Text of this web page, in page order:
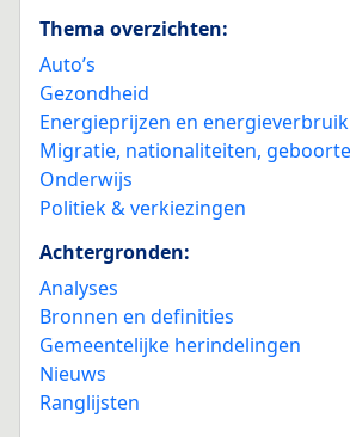
Thema overzichten:
Auto’s
Gezondheid
Energieprijzen en energieverbruik
Migratie, nationaliteiten,
Onderwijs
Politiek & verkiezingen
Achtergronden:
Analyses
Bronnen en definities
Gemeentelijke herindelingen
Nieuws
Ranglijsten